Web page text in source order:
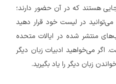
هستند که در آن حضور دارند؛
در لیست خود قرار دهید
منتشر شده در ایالات متحده
اگر می‌خواهید ادبیات زبان دیگر
زبان دیگر را یاد بگیرید.